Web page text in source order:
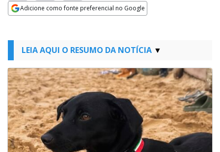
Adicione como fonte preferencial no Google
LEIA AQUI O RESUMO DA NOTÍCIA